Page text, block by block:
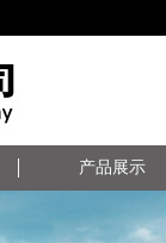
产品展示